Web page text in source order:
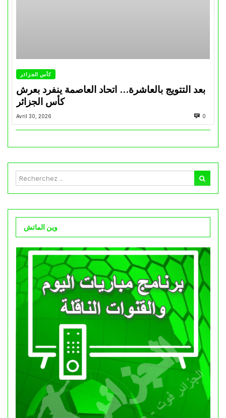
كأس الجزائر
بعد التتويج بالعاشرة… اتحاد العاصمة ينفرد بعرش
كأس الجزائر
Avril 30, 2026 0
وين الماتش